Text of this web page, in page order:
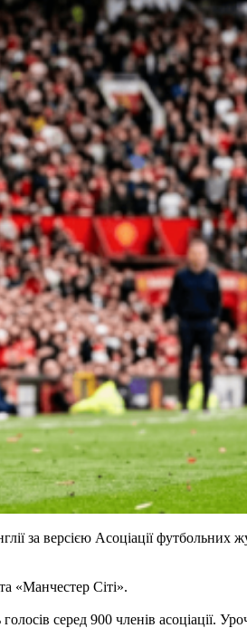
за версією Асоціації футбольних
«Манчестер Сіті».
серед 900 членів асоціації.